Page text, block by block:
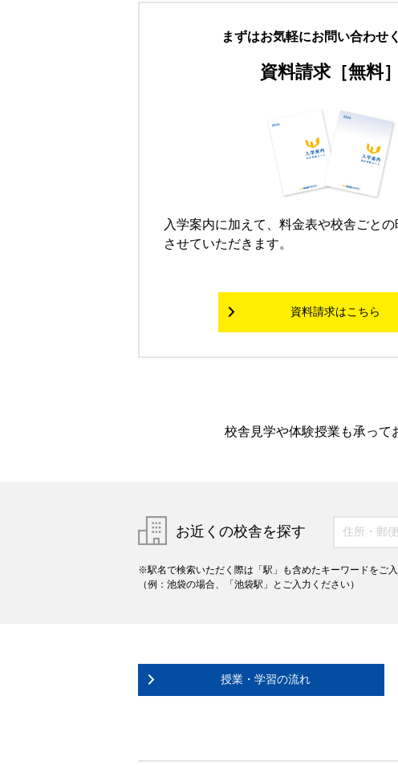
まずはお気軽にお問い合わせ
資料請求［無料］
入学案内に加えて、料金表や校舎ごと
させていただきます。
資料請求はこちら
校舎見学や体験授業も承って
お近くの校舎を探す
※駅名で検索いただく際は「駅」も含めたキーワードをご入
（例：池袋の場合、「池袋駅」とご入力ください）
授業・学習の流れ